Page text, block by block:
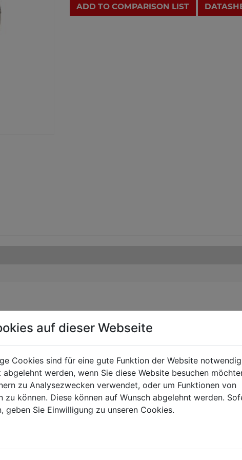
ADD TO COMPARISON LIST
auf dieser Webseite
Cookies sind für eine gute Funktion der Website
werden, wenn Sie diese Website besuchen
zu Analysezwecken verwendet, oder um Funktionen von
können. Diese können auf Wunsch abgelehnt werden.
geben Sie Einwilligung zu unseren Cookies.